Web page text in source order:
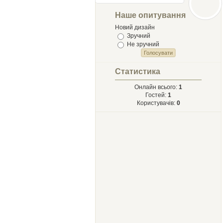
Лыст
Твору Ырий
Наше опитування
Новий дизайн
Зручний
Не зручний
Статистика
Онлайн всього: 1
Гостей: 1
Користувачів: 0